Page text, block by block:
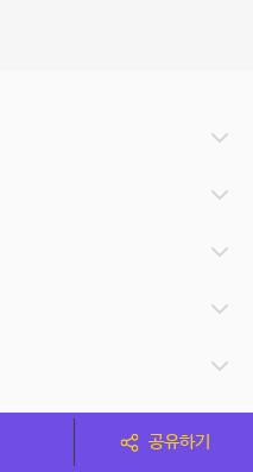
공유하기